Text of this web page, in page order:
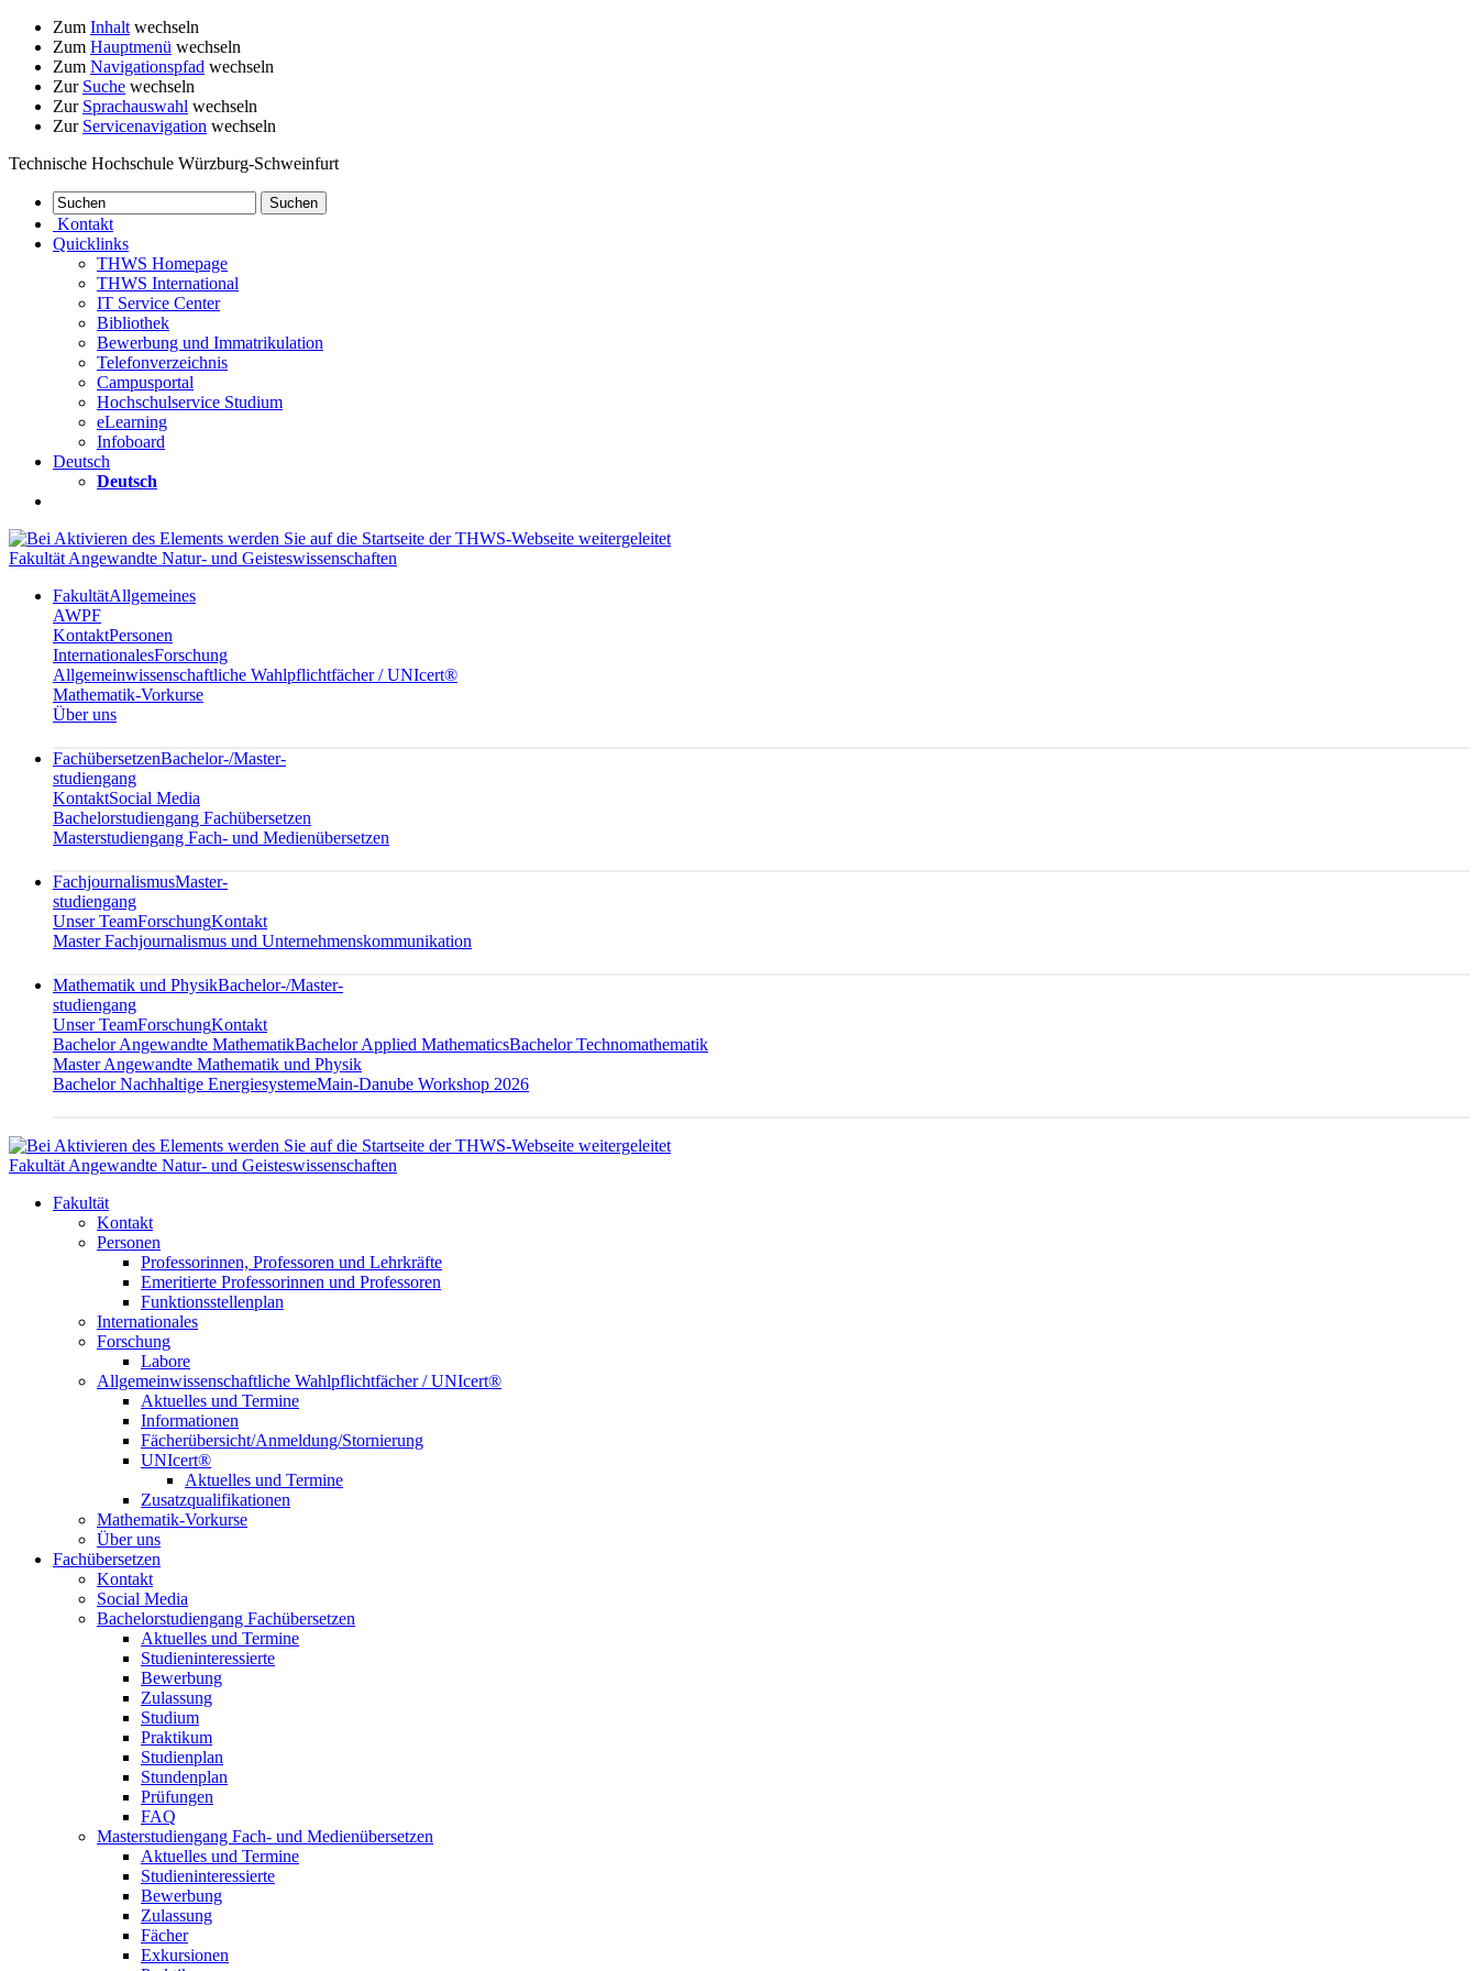
Zum Inhalt wechseln
Zum Hauptmenü wechseln
Zum Navigationspfad wechseln
Zur Suche wechseln
Zur Sprachauswahl wechseln
Zur Servicenavigation wechseln
Technische Hochschule Würzburg-Schweinfurt
Kontakt
Quicklinks
THWS Homepage
THWS International
IT Service Center
Bibliothek
Bewerbung und Immatrikulation
Telefonverzeichnis
Campusportal
Hochschulservice Studium
eLearning
Infoboard
Deutsch
Deutsch
Fakultät Angewandte Natur- und Geisteswissenschaften
FakultätAllgemeines
AWPF
KontaktPersonen
InternationalesForschung
Allgemeinwissenschaftliche Wahlpflichtfächer / UNIcert®
Mathematik-Vorkurse
Über uns
FachübersetzenBachelor-/Master-
studiengang
KontaktSocial Media
Bachelorstudiengang Fachübersetzen
Masterstudiengang Fach- und Medienübersetzen
FachjournalismusMaster-
studiengang
Unser TeamForschungKontakt
Master Fachjournalismus und Unternehmenskommunikation
Mathematik und PhysikBachelor-/Master-
studiengang
Unser TeamForschungKontakt
Bachelor Angewandte MathematikBachelor Applied MathematicsBachelor Technomathematik
Master Angewandte Mathematik und Physik
Bachelor Nachhaltige EnergiesystemeMain-Danube Workshop 2026
Fakultät Angewandte Natur- und Geisteswissenschaften
Fakultät
Kontakt
Personen
Professorinnen, Professoren und Lehrkräfte
Emeritierte Professorinnen und Professoren
Funktionsstellenplan
Internationales
Forschung
Labore
Allgemeinwissenschaftliche Wahlpflichtfächer / UNIcert®
Aktuelles und Termine
Informationen
Fächerübersicht/Anmeldung/Stornierung
UNIcert®
Aktuelles und Termine
Zusatzqualifikationen
Mathematik-Vorkurse
Über uns
Fachübersetzen
Kontakt
Social Media
Bachelorstudiengang Fachübersetzen
Aktuelles und Termine
Studieninteressierte
Bewerbung
Zulassung
Studium
Praktikum
Studienplan
Stundenplan
Prüfungen
FAQ
Masterstudiengang Fach- und Medienübersetzen
Aktuelles und Termine
Studieninteressierte
Bewerbung
Zulassung
Fächer
Exkursionen